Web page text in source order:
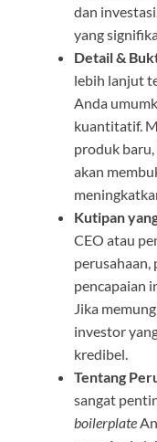
dan
yang
Detail &
lebih lanjut
Anda
kuantitatif.
produk
akan
Kutipan
CEO atau
perusahaan,
pencapaian
Jika
investor
kredibel.
Tentang
sangat
boilerplate